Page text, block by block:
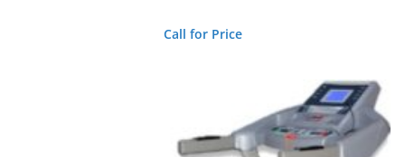
Call for Price